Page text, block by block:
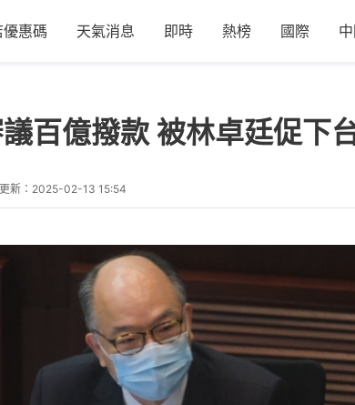
惠碼 天氣消息 即時 熱榜 國際
百億撥款 被林卓廷促下
更新： 2025-02-13 15:54